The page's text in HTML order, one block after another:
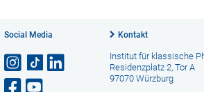
Social Media Kontakt
Institut für klassische
Residenzplatz 2, Tor A
97070 Würzburg